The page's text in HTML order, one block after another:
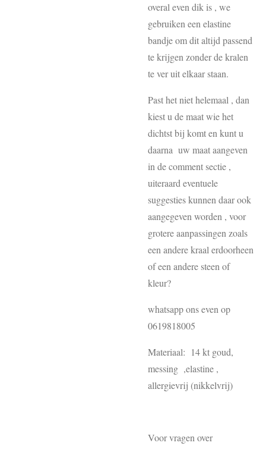
overal even dik is , we
gebruiken een elastine
bandje om dit altijd passend
te krijgen zonder de kralen
te ver uit elkaar staan.
Past het niet helemaal , dan
kiest u de maat wie het
dichtst bij komt en kunt u
daarna uw maat aangeven
in de comment sectie ,
uiteraard eventuele
suggesties kunnen daar ook
aangegeven worden , voor
grotere aanpassingen zoals
een andere kraal erdoorheen
of een andere steen of
kleur?
whatsapp ons even op
0619818005
Materiaal: 14 kt goud,
messing ,elastine ,
allergievrij (nikkelvrij)
Voor vragen over